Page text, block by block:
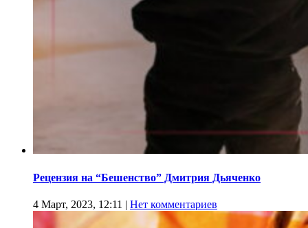
Рецензия на “Бешенство” Дмитрия Дьяченко
4 Март, 2023, 12:11 | Нет комментариев